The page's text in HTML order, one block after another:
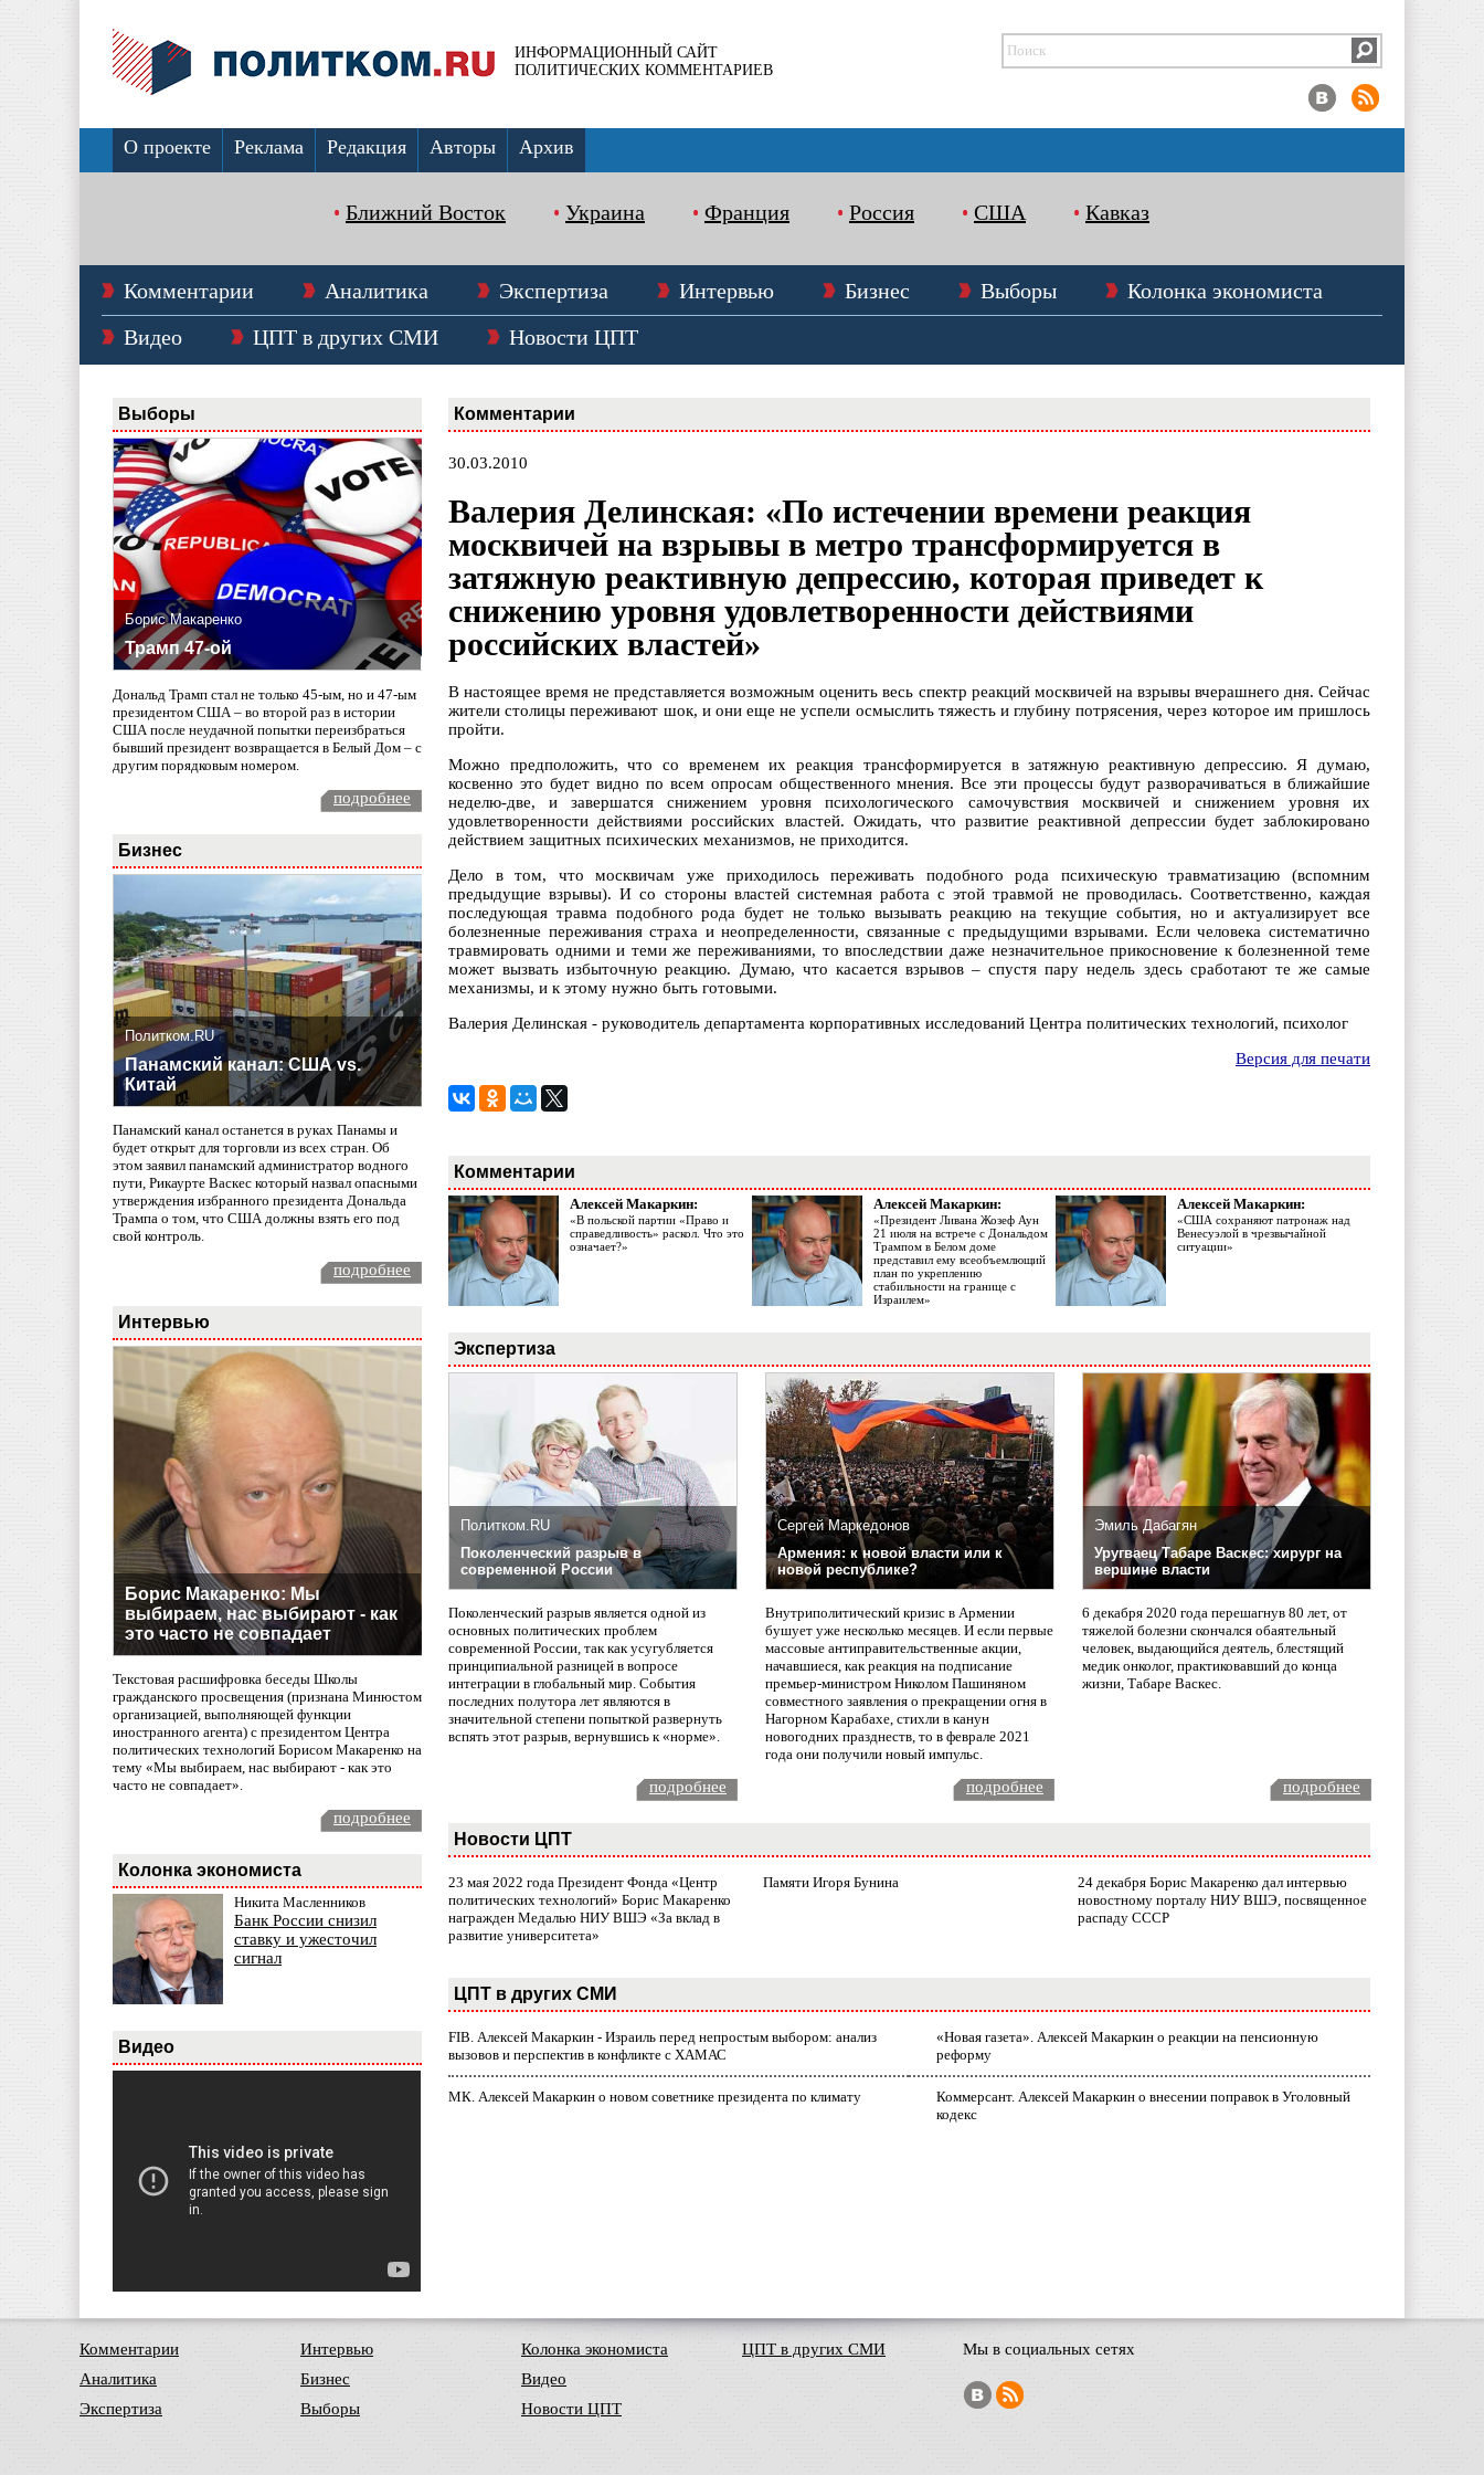
ИНФОРМАЦИОННЫЙ САЙТ
ПОЛИТИЧЕСКИХ КОММЕНТАРИЕВ
О проекте Реклама Редакция Авторы Архив
Ближний Восток Украина Франция Россия США Кавказ
Комментарии Аналитика Экспертиза Интервью Бизнес Выборы
Колонка экономиста
Видео
ЦПТ в других СМИ Новости ЦПТ
Выборы
Борис Макаренко
Трамп 47-ой
Дональд Трамп стал не только 45-ым, но и 47-ым
президентом США – во второй раз в истории
США после неудачной попытки переизбраться
бывший президент возвращается в Белый Дом – с
другим порядковым номером.
подробнее
Бизнес
Политком.RU
Панамский канал: США vs.
Китай
Панамский канал останется в руках Панамы и
будет открыт для торговли из всех стран. Об
этом заявил панамский администратор водного
пути, Рикаурте Васкес который назвал опасными
утверждения избранного президента Дональда
Трампа о том, что США должны взять его под
свой контроль.
подробнее
Интервью
Борис Макаренко: Мы
выбираем, нас выбирают - как
это часто не совпадает
Текстовая расшифровка беседы Школы
гражданского просвещения (признана Минюстом
организацией, выполняющей функции
иностранного агента) с президентом Центра
политических технологий Борисом Макаренко на
тему «Мы выбираем, нас выбирают - как это
часто не совпадает».
подробнее
Колонка экономиста
Никита Масленников
Банк России снизил
ставку и ужесточил
сигнал
Видео
Комментарии
30.03.2010
Валерия Делинская: «По истечении времени реакция
москвичей на взрывы в метро трансформируется в
затяжную реактивную депрессию, которая приведет к
снижению уровня удовлетворенности действиями
российских властей»
В настоящее время не представляется возможным оценить весь спектр реакций москвичей на взрывы вчерашнего дня. Сейчас
жители столицы переживают шок, и они еще не успели осмыслить тяжесть и глубину потрясения, через которое им пришлось
пройти.
Можно предположить, что со временем их реакция трансформируется в затяжную реактивную депрессию. Я думаю,
косвенно это будет видно по всем опросам общественного мнения. Все эти процессы будут разворачиваться в ближайшие
неделю-две, и завершатся снижением уровня психологического самочувствия москвичей и снижением уровня их
удовлетворенности действиями российских властей. Ожидать, что развитие реактивной депрессии будет заблокировано
действием защитных психических механизмов, не приходится.
Дело в том, что москвичам уже приходилось переживать подобного рода психическую травматизацию (вспомним
предыдущие взрывы). И со стороны властей системная работа с этой травмой не проводилась. Соответственно, каждая
последующая травма подобного рода будет не только вызывать реакцию на текущие события, но и актуализирует все
болезненные переживания страха и неопределенности, связанные с предыдущими взрывами. Если человека систематично
травмировать одними и теми же переживаниями, то впоследствии даже незначительное прикосновение к болезненной теме
может вызвать избыточную реакцию. Думаю, что касается взрывов – спустя пару недель здесь сработают те же самые
механизмы, и к этому нужно быть готовыми.
Валерия Делинская - руководитель департамента корпоративных исследований Центра политических технологий, психолог
Версия для печати
Комментарии
Алексей Макаркин:
«В польской партии «Право и
справедливость» раскол. Что это
означает?»
Алексей Макаркин:
«Президент Ливана Жозеф Аун
21 июля на встрече с Дональдом
Трампом в Белом доме
представил ему всеобъемлющий
план по укреплению
стабильности на границе с
Израилем»
Алексей Макаркин:
«США сохраняют патронаж над
Венесуэлой в чрезвычайной
ситуации»
Экспертиза
Политком.RU
Поколенческий разрыв в
современной России
Поколенческий разрыв является одной из
основных политических проблем
современной России, так как усугубляется
принципиальной разницей в вопросе
интеграции в глобальный мир. События
последних полутора лет являются в
значительной степени попыткой развернуть
вспять этот разрыв, вернувшись к «норме».
Сергей Маркедонов
Армения: к новой власти или к
новой республике?
Внутриполитический кризис в Армении
бушует уже несколько месяцев. И если первые
массовые антиправительственные акции,
начавшиеся, как реакция на подписание
премьер-министром Николом Пашиняном
совместного заявления о прекращении огня в
Нагорном Карабахе, стихли в канун
новогодних празднеств, то в феврале 2021
года они получили новый импульс.
Эмиль Дабагян
Уругваец Табаре Васкес: хирург на
вершине власти
6 декабря 2020 года перешагнув 80 лет, от
тяжелой болезни скончался обаятельный
человек, выдающийся деятель, блестящий
медик онколог, практиковавший до конца
жизни, Табаре Васкес.
подробнее подробнее подробнее
Новости ЦПТ
23 мая 2022 года Президент Фонда «Центр
политических технологий» Борис Макаренко
награжден Медалью НИУ ВШЭ «За вклад в
развитие университета»
Памяти Игоря Бунина
24 декабря Борис Макаренко дал интервью
новостному порталу НИУ ВШЭ, посвященное
распаду СССР
ЦПТ в других СМИ
FIB. Алексей Макаркин - Израиль перед непростым выбором: анализ
вызовов и перспектив в конфликте с ХАМАС
«Новая газета». Алексей Макаркин о реакции на пенсионную
реформу
МК. Алексей Макаркин о новом советнике президента по климату
Коммерсант. Алексей Макаркин о внесении поправок в Уголовный
кодекс
Комментарии
Аналитика
Экспертиза
Интервью
Бизнес
Выборы
Колонка экономиста
Видео
Новости ЦПТ
ЦПТ в других СМИ Мы в социальных сетях